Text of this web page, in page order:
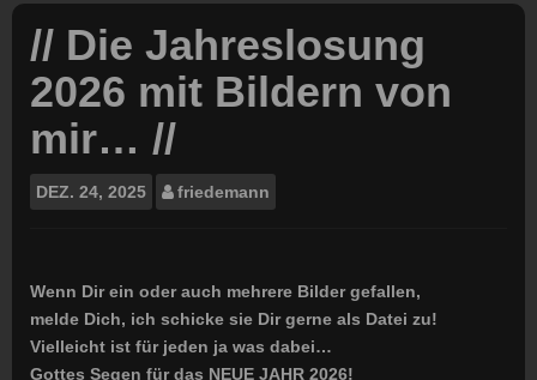
// Die Jahreslosung
2026 mit Bildern von
mir… //
DEZ. 24, 2025 friedemann
Wenn Dir ein oder auch mehrere Bilder gefallen,
melde Dich, ich schicke sie Dir gerne als Datei zu!
Vielleicht ist für jeden ja was dabei…
Gottes Segen für das NEUE JAHR 2026!